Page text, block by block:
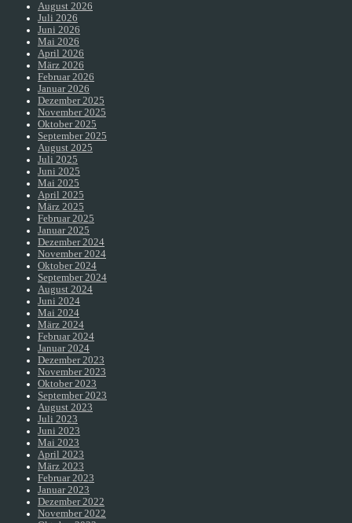
August 2026
Juli 2026
Juni 2026
Mai 2026
April 2026
März 2026
Februar 2026
Januar 2026
Dezember 2025
November 2025
Oktober 2025
September 2025
August 2025
Juli 2025
Juni 2025
Mai 2025
April 2025
März 2025
Februar 2025
Januar 2025
Dezember 2024
November 2024
Oktober 2024
September 2024
August 2024
Juni 2024
Mai 2024
März 2024
Februar 2024
Januar 2024
Dezember 2023
November 2023
Oktober 2023
September 2023
August 2023
Juli 2023
Juni 2023
Mai 2023
April 2023
März 2023
Februar 2023
Januar 2023
Dezember 2022
November 2022